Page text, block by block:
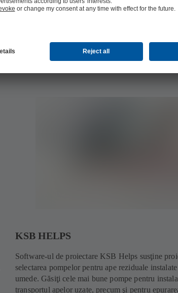
KSB HELPS
Software-ul de proiectare KSB Helps susţine
selectarea pompelor pentru ape reziduale
umede. Găsiţi cele mai bune pompe pentru
transportul apelor uzate, precum şi pentru